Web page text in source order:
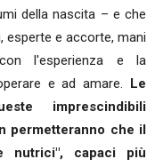
della nascita – e che
esperte e accorte, mani
l'esperienza e la
e ad amare. Le
imprescindibili
permetteranno che il
nutrici", capaci più